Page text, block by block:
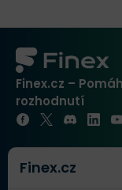
Finex.cz –
rozhodnutí
Finex.cz